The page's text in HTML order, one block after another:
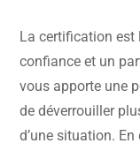
La certification est
confiance et un
vous apporte une
de déverrouiller
d’une situation.